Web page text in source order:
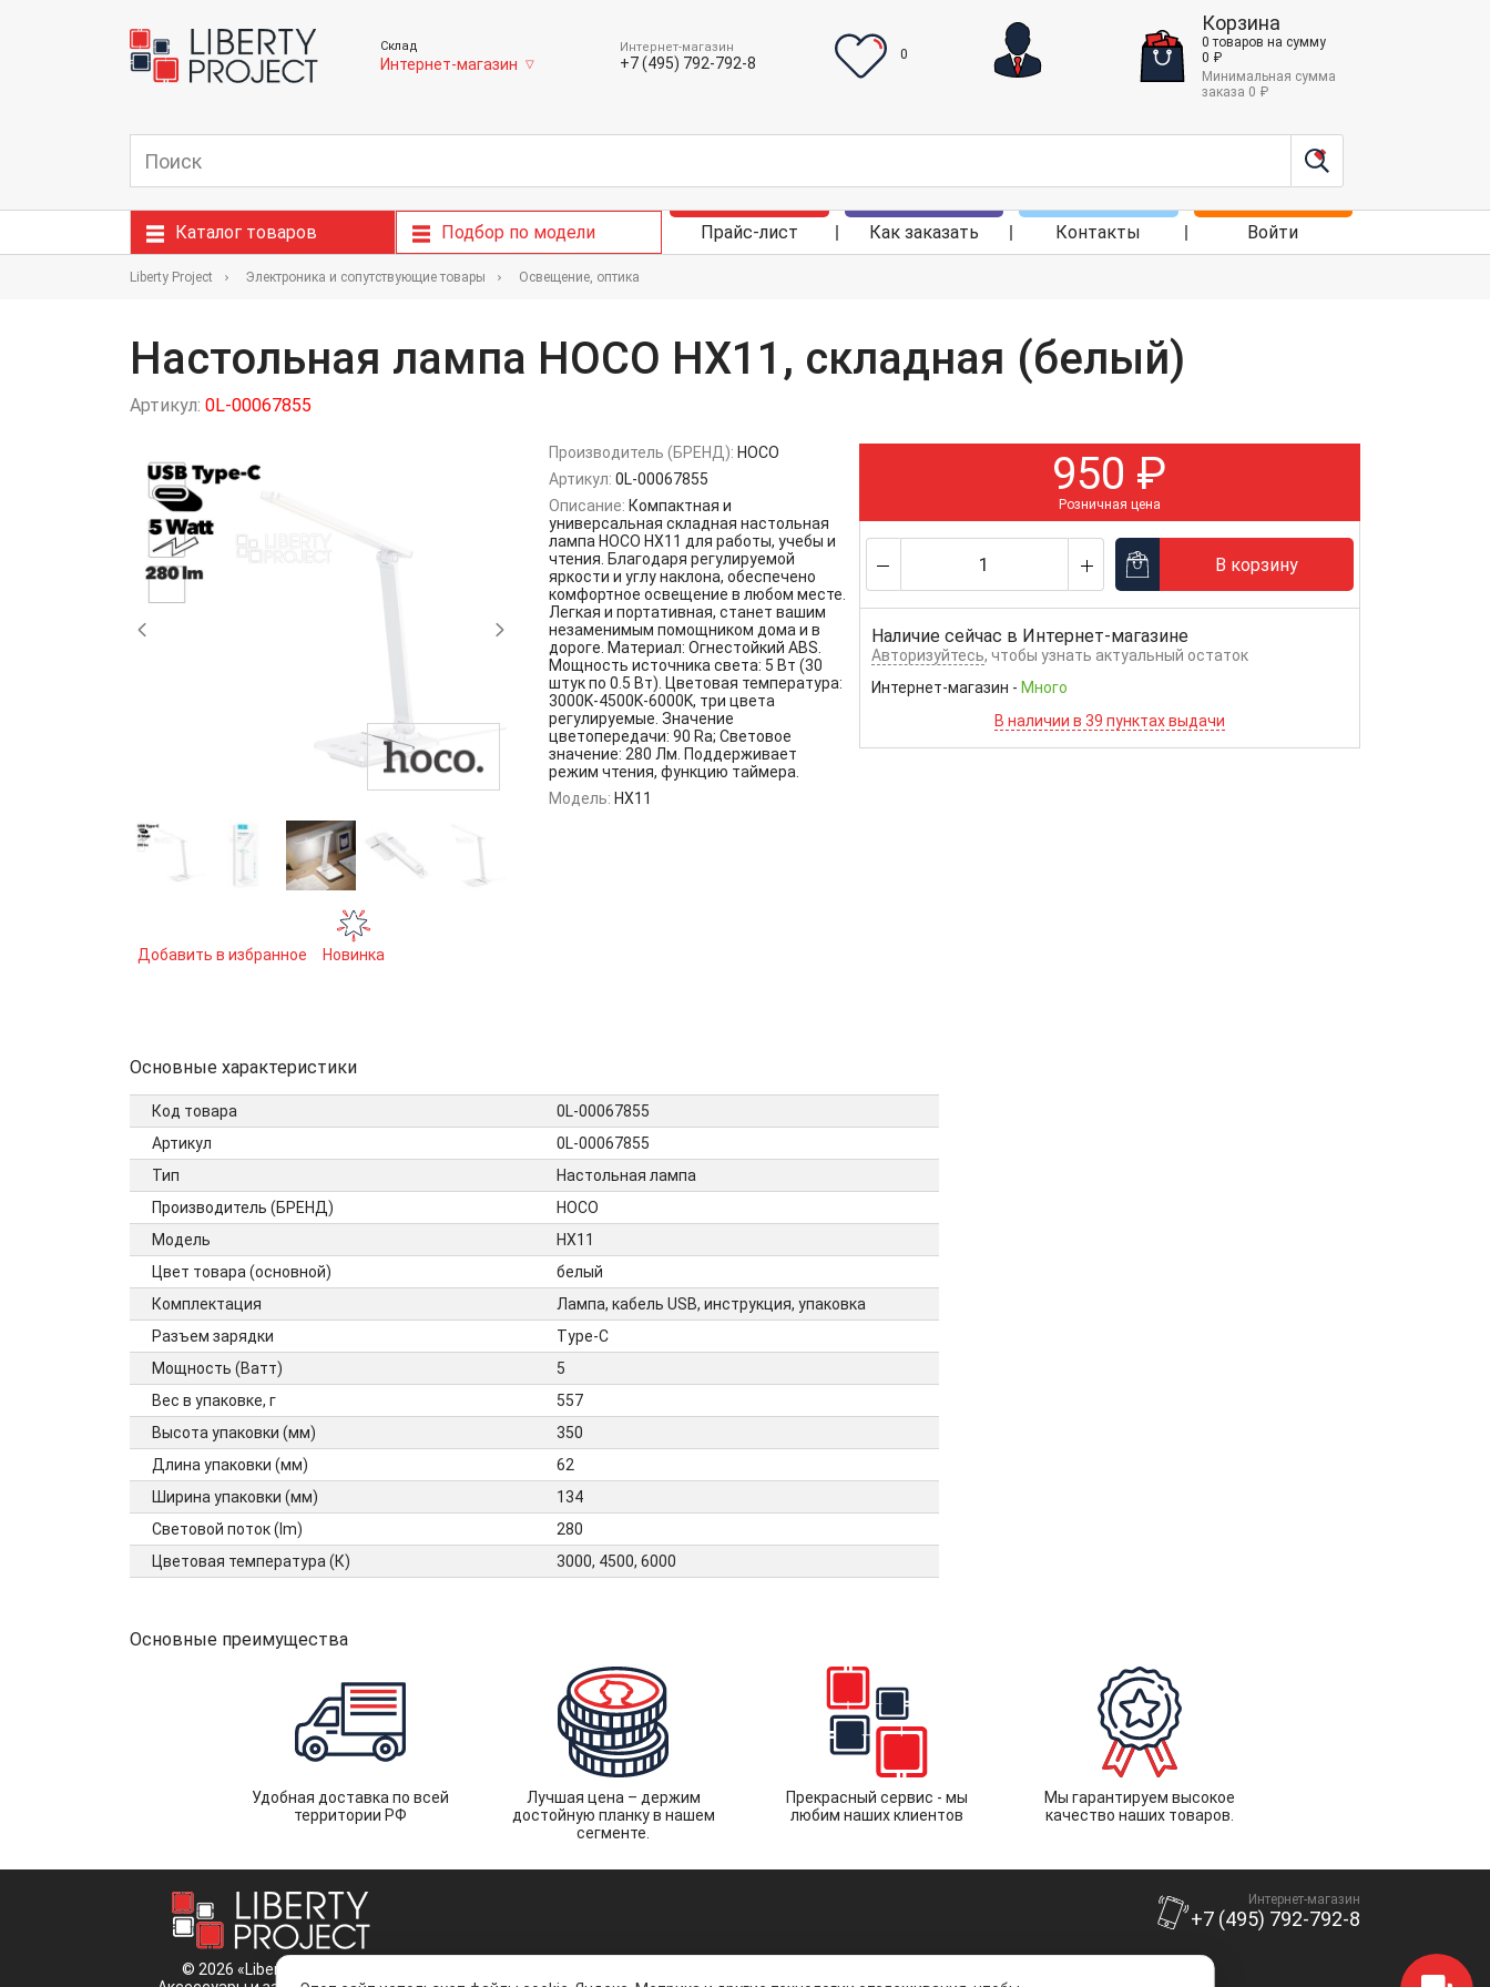
Склад
Интернет-магазин ▽
Интернет-магазин
+7 (495) 792-792-8
0
Корзина
0 товаров на сумму
0 ₽
Минимальная сумма
заказа 0 ₽
Каталог товаров Подбор по модели Прайс-лист Как заказать Контакты Войти
Liberty Project Электроника и сопутствующие товары Освещение, оптика
Настольная лампа HOCO HX11, складная (белый)
Артикул: 0L-00067855
Добавить в избранное Новинка
Производитель (БРЕНД): HOCO
Артикул: 0L-00067855
Описание: Компактная и
универсальная складная настольная
лампа HOCO HX11 для работы, учебы и
чтения. Благодаря регулируемой
яркости и углу наклона, обеспечено
комфортное освещение в любом месте.
Легкая и портативная, станет вашим
незаменимым помощником дома и в
дороге. Материал: Огнестойкий ABS.
Мощность источника света: 5 Вт (30
штук по 0.5 Вт). Цветовая температура:
3000K-4500K-6000K, три цвета
регулируемые. Значение
цветопередачи: 90 Ra; Световое
значение: 280 Лм. Поддерживает
режим чтения, функцию таймера.
Модель: HX11
950 ₽
Розничная цена
В корзину
Наличие сейчас в Интернет-магазине
Авторизуйтесь, чтобы узнать актуальный остаток
Интернет-магазин - Много
В наличии в 39 пунктах выдачи
Основные характеристики
Код товара
0L-00067855
Артикул
0L-00067855
Тип
Настольная лампа
Производитель (БРЕНД)
HOCO
Модель
HX11
Цвет товара (основной)
белый
Комплектация
Лампа, кабель USB, инструкция, упаковка
Разъем зарядки
Type-C
Мощность (Ватт)
5
Вес в упаковке, г
557
Высота упаковки (мм)
350
Длина упаковки (мм)
62
Ширина упаковки (мм)
134
Световой поток (lm)
280
Цветовая температура (К)
3000, 4500, 6000
Основные преимущества
Удобная доставка по всей
территории РФ
Лучшая цена – держим
достойную планку в нашем
сегменте.
Прекрасный сервис - мы
любим наших клиентов
Мы гарантируем высокое
качество наших товаров.
© 2026 «Liberty Project».
Интернет-магазин
+7 (495) 792-792-8